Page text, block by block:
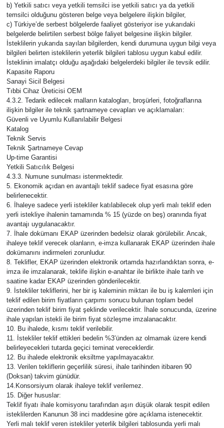
b) Yetkili satıcı veya yetkili temsilci ise yetkili satıcı ya da yetkili
temsilci olduğunu gösteren belge veya belgelere ilişkin bilgiler,
c) Türkiye’de serbest bölgelerde faaliyet gösteriyor ise yukarıdaki
belgelerde belirtilen serbest bölge faliyet belgesine ilişkin bilgiler.
İsteklilerin yukarıda sayılan bilgilerden, kendi durumuna uygun bilgi veya
bilgileri belirten isteklilerin yeterlik bilgileri tablosu uygun kabul edilir.
İsteklinin imalatçı olduğu aşağıdaki belgelerdeki bilgiler ile tevsik edilir.
Kapasite Raporu
Sanayi Sicil Belgesi
Tıbbi Cihaz Üreticisi OEM
4.3.2. Tedarik edilecek malların katalogları, broşürleri, fotoğraflarına
ilişkin bilgiler ile teknik şartnameye cevapları ve açıklamaları:
Güvenli ve Uyumlu Kullanılabilir Belgesi
Katalog
Teknik Servis
Teknik Şartnameye Cevap
Up-time Garantisi
Yetkili Satıcılık Belgesi
4.3.3. Numune sunulması istenmektedir.
5. Ekonomik açıdan en avantajlı teklif sadece fiyat esasına göre
belirlenecektir.
6. İhaleye sadece yerli istekliler katılabilecek olup yerli malı teklif eden
yerli istekliye ihalenin tamamında % 15 (yüzde on beş) oranında fiyat
avantajı uygulanacaktır.
7. İhale dokümanı EKAP üzerinden bedelsiz olarak görülebilir. Ancak,
ihaleye teklif verecek olanların, e-imza kullanarak EKAP üzerinden ihale
dokümanını indirmeleri zorunludur.
8. Teklifler, EKAP üzerinden elektronik ortamda hazırlandıktan sonra, e-
imza ile imzalanarak, teklife ilişkin e-anahtar ile birlikte ihale tarih ve
saatine kadar EKAP üzerinden gönderilecektir.
9. İstekliler tekliflerini, her bir iş kaleminin miktarı ile bu iş kalemleri için
teklif edilen birim fiyatların çarpımı sonucu bulunan toplam bedel
üzerinden teklif birim fiyat şeklinde verilecektir. İhale sonucunda, üzerine
ihale yapılan istekli ile birim fiyat sözleşme imzalanacaktır.
10. Bu ihalede, kısmı teklif verilebilir.
11. İstekliler teklif ettikleri bedelin %3’ünden az olmamak üzere kendi
belirleyecekleri tutarda geçici teminat vereceklerdir.
12. Bu ihalede elektronik eksiltme yapılmayacaktır.
13. Verilen tekliflerin geçerlilik süresi, ihale tarihinden itibaren 90
(Doksan) takvim günüdür.
14.Konsorsiyum olarak ihaleye teklif verilemez.
15. Diğer hususlar:
Teklif fiyatı ihale komisyonu tarafından aşırı düşük olarak tespit edilen
isteklilerden Kanunun 38 inci maddesine göre açıklama istenecektir.
Yerli malı teklif veren istekliler yeterlik bilgileri tablosunda yerli malı